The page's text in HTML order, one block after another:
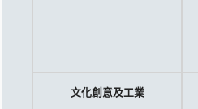
文化創意及工業